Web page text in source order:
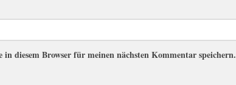
diesem Browser für meinen nächsten Kommentar speichern.